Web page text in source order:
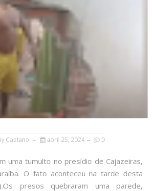
Caetano abril 25, 2024 0
uma tumulto no presídio de Cajazeiras,
O fato aconteceu na tarde desta
presos quebraram uma parede,